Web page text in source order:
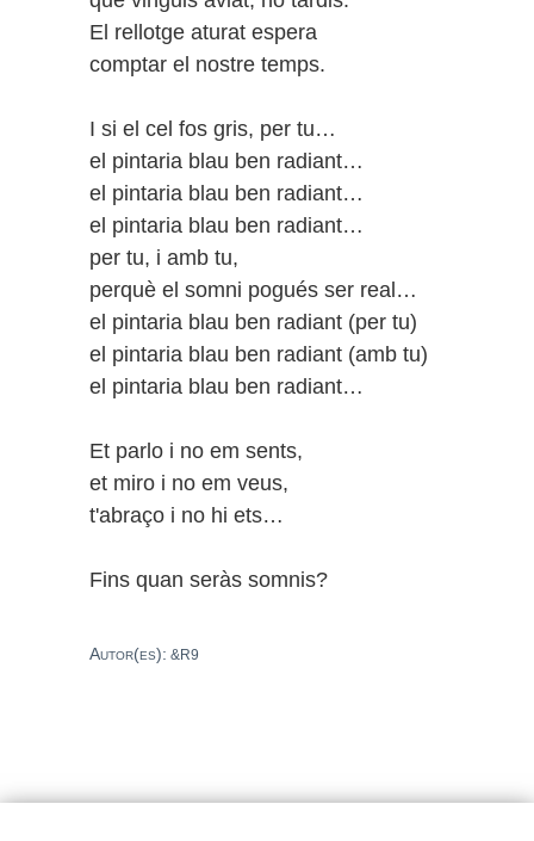
El rellotge aturat espera
comptar el nostre temps.
I si el cel fos gris, per tu…
el pintaria blau ben radiant…
el pintaria blau ben radiant…
el pintaria blau ben radiant…
per tu, i amb tu,
perquè el somni pogués ser real…
el pintaria blau ben radiant (per tu)
el pintaria blau ben radiant (amb tu)
el pintaria blau ben radiant…
Et parlo i no em sents,
et miro i no em veus,
t'abraço i no hi ets…
Fins quan seràs somnis?
Autor(es): &R9